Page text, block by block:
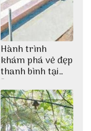
Hành trình
khám phá vẻ đẹp
thanh bình tại
Đảo Phú Quý